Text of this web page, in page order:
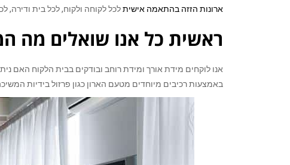
ארונות הזזה בהתאמה אישיתלכל לקוחה ולקוח, לכל בית ודירה,
ראשית כל אנו שואלים מה
אנו לוקחים מידת אורך ומידת רוחב ובודקים בבית הלקוח האם
באמצעות רכיבים מיוחדים מטעם הארון כגון פרזול בידיות